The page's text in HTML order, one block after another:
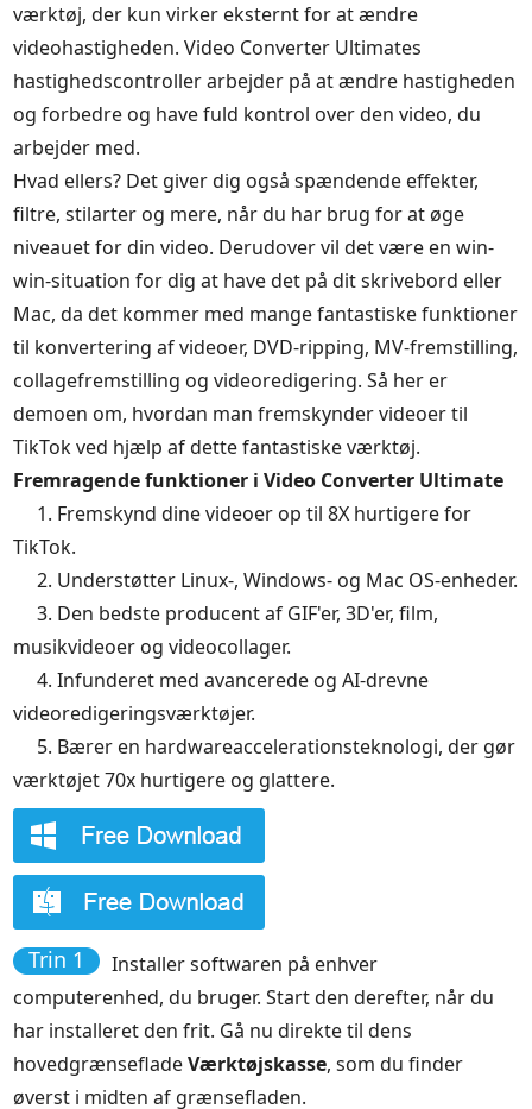
værktøj, der kun virker eksternt for at ændre
videohastigheden. Video Converter Ultimates
hastighedscontroller arbejder på at ændre hastigheden
og forbedre og have fuld kontrol over den video, du
arbejder med.
Hvad ellers? Det giver dig også spændende effekter,
filtre, stilarter og mere, når du har brug for at øge
niveauet for din video. Derudover vil det være en win-
win-situation for dig at have det på dit skrivebord eller
Mac, da det kommer med mange fantastiske funktioner
til konvertering af videoer, DVD-ripping, MV-fremstilling,
collagefremstilling og videoredigering. Så her er
demoen om, hvordan man fremskynder videoer til
TikTok ved hjælp af dette fantastiske værktøj.
Fremragende funktioner i Video Converter Ultimate
1. Fremskynd dine videoer op til 8X hurtigere for
TikTok.
2. Understøtter Linux-, Windows- og Mac OS-enheder.
3. Den bedste producent af GIF'er, 3D'er, film,
musikvideoer og videocollager.
4. Infunderet med avancerede og AI-drevne
videoredigeringsværktøjer.
5. Bærer en hardwareaccelerationsteknologi, der gør
værktøjet 70x hurtigere og glattere.
Trin 1
Installer softwaren på enhver
computerenhed, du bruger. Start den derefter, når du
har installeret den frit. Gå nu direkte til dens
hovedgrænsefladeVærktøjskasse, som du finder
øverst i midten af grænsefladen.